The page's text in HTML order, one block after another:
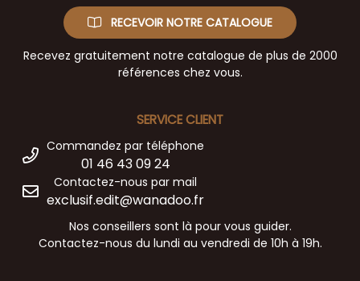
RECEVOIR NOTRE CATALOGUE
Recevez gratuitement notre catalogue de plus de 2000
références chez vous.
SERVICE CLIENT
Commandez par téléphone
01 46 43 09 24
Contactez-nous par mail
exclusif.edit@wanadoo.fr
Nos conseillers sont là pour vous guider.
Contactez-nous du lundi au vendredi de 10h à 19h.